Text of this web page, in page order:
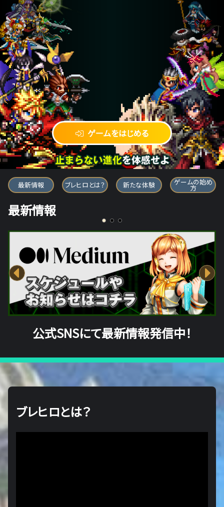
ゲームをはじめる
ブレイブ フロンティア ヒーローズ
最新情報 ブレヒロとは？ 新たな体験 ゲームの始め
方
最新情報
公式SNSにて最新情報発信中！
ブレヒロとは？